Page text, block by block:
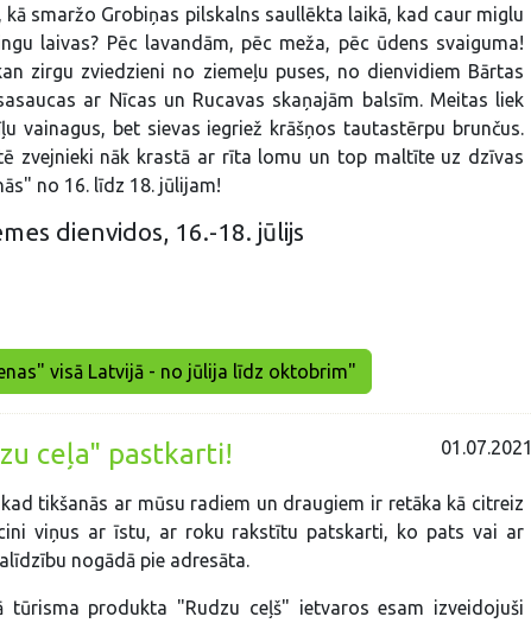
kā smaržo Grobiņas pilskalns saullēkta laikā, kad caur miglu
laivas? Pēc lavandām, pēc meža, pēc ūdens svaiguma!
zirgu zviedzieni no ziemeļu puses, no dienvidiem Bārtas
ar Nīcas un Rucavas skaņajām balsīm. Meitas liek
vainagus, bet sievas iegriež krāšņos tautastērpu brunčus.
zvejnieki nāk krastā ar rīta lomu un top maltīte uz dzīvas
no 16. līdz 18. jūlijam!
dienvidos, 16.-18. jūlijs
visā Latvijā - no jūlija līdz oktobrim"
ceļa" pastkarti! 01.07.2021
tikšanās ar mūsu radiem un draugiem ir retāka kā citreiz
viņus ar īstu, ar roku rakstītu patskarti, ko pats vai ar
nogādā pie adresāta.
tūrisma produkta "Rudzu ceļš" ietvaros esam izveidojuši